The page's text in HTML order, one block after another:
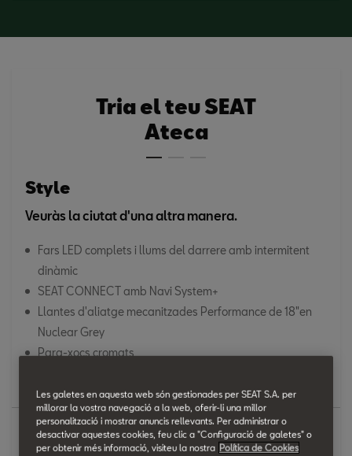
Tria el teu SEAT
Ateca
Style
Veuràs la ciutat d'una altra manera.
Fars LED complets i llums del darrere amb intermitent
dinàmic
SEAT CONNECT amb Navi System+
Llantes d'aliatge mecanitzades Performance de 18"en
Nuclear Grey
Para-xocs cromats
7 Airbags
Veure'n més
Les galetes en aquesta web són gestionades per SEAT S.A. per
millorar la vostra navegació a la web, oferir-li una millor
personalització i mostrar anuncis rellevants. Per administrar o
desactivar aquestes cookies, feu clic a "Configuració de galetes" o
per obtenir més informació, visiteu la nostra Política de Cookies